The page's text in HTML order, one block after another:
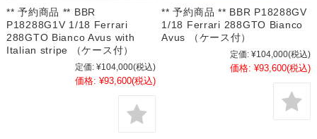
** 予約商品 ** BBR
P18288G1V 1/18 Ferrari
288GTO Bianco Avus with
Italian stripe （ケース付）
定価: ¥104,000(税込)
価格: ¥93,600(税込)
** 予約商品 ** BBR P18288GV
1/18 Ferrari 288GTO Bianco
Avus （ケース付）
定価: ¥104,000(税込)
価格: ¥93,600(税込)